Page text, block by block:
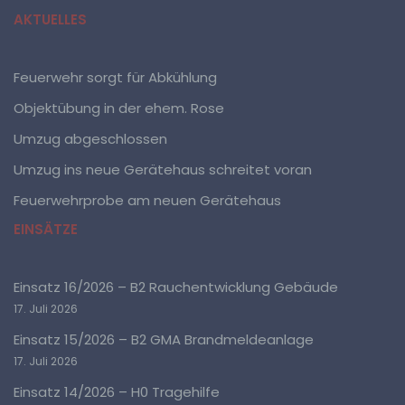
AKTUELLES
Feuerwehr sorgt für Abkühlung
Objektübung in der ehem. Rose
Umzug abgeschlossen
Umzug ins neue Gerätehaus schreitet voran
Feuerwehrprobe am neuen Gerätehaus
EINSÄTZE
Einsatz 16/2026 – B2 Rauchentwicklung Gebäude
17. Juli 2026
Einsatz 15/2026 – B2 GMA Brandmeldeanlage
17. Juli 2026
Einsatz 14/2026 – H0 Tragehilfe
Betroffene Person ist jede identifizierte oder
identifizierbare natürliche Person, deren
personenbezogene Daten von dem für die Verarbeitung
Verantwortlichen verarbeitet werden.
c) Verarbeitung
automatisierter Verfahren ausgeführte Vorgang oder
Erfassen, die Organisation, das Ordnen, die
Speicherung, die Anpassung oder Veränderung, das
Auslesen, das Abfragen, die Verwendung, die
andere Form der Bereitstellung, den Abgleich oder die
Verknüpfung, die Einschränkung, das Löschen oder die
Vernichtung.